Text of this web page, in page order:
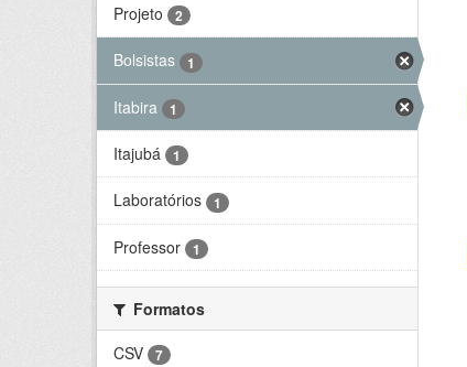
Projeto 2
Bolsistas 1
Itabira 1
Itajubá 1
Laboratórios 1
Professor 1
Formatos
CSV
7